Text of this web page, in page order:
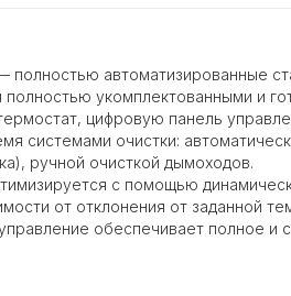
полностью автоматизированные
укомплектованными и
цифровую панель
системами очистки:
ручной очисткой дымоходов.
с помощью
от отклонения от заданной
обеспечивает полное и